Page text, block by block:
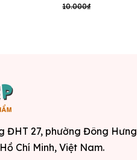
10.000₫
ĐHT 27, phường Đông Hưng
Chí Minh, Việt Nam.